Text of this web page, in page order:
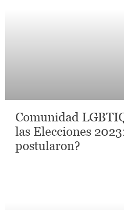
Comunidad
las Elecciones
postularon?